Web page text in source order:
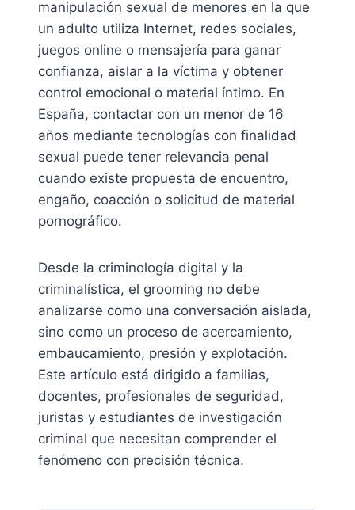
manipulación sexual de menores en la que
un adulto utiliza Internet, redes sociales,
juegos online o mensajería para ganar
confianza, aislar a la víctima y obtener
control emocional o material íntimo. En
España, contactar con un menor de 16
años mediante tecnologías con finalidad
sexual puede tener relevancia penal
cuando existe propuesta de encuentro,
engaño, coacción o solicitud de material
pornográfico.
Desde la criminología digital y la
criminalística, el grooming no debe
analizarse como una conversación aislada,
sino como un proceso de acercamiento,
embaucamiento, presión y explotación.
Este artículo está dirigido a familias,
docentes, profesionales de seguridad,
juristas y estudiantes de investigación
criminal que necesitan comprender el
fenómeno con precisión técnica.